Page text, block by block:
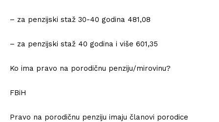
– za penzijski staž 30-40 godina 481,08
– za penzijski staž 40 godina i više 601,35
Ko ima pravo na porodičnu penziju/mirovinu?
FBiH
Pravo na porodičnu penziju imaju članovi porodice